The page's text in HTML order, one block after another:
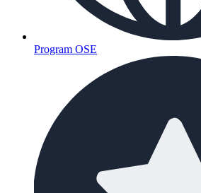
Program OSE